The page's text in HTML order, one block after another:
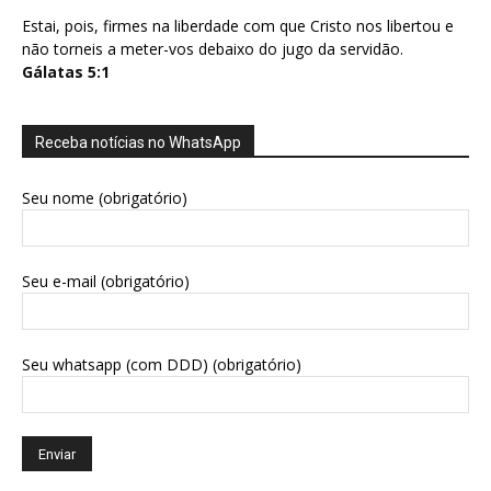
Estai, pois, firmes na liberdade com que Cristo nos libertou e
não torneis a meter-vos debaixo do jugo da servidão.
Gálatas 5:1
Receba notícias no WhatsApp
Seu nome (obrigatório)
Seu e-mail (obrigatório)
Seu whatsapp (com DDD) (obrigatório)